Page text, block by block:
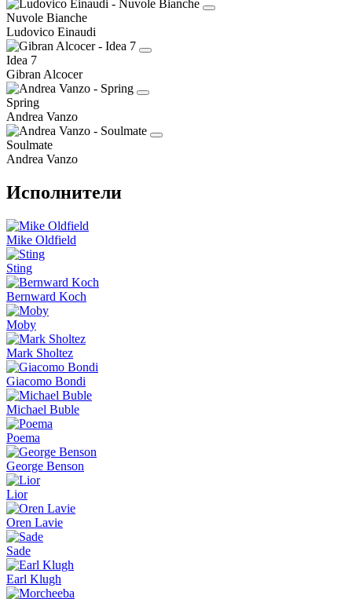
Nuvole Bianche
Ludovico Einaudi
Idea 7
Gibran Alcocer
Spring
Andrea Vanzo
Soulmate
Andrea Vanzo
Исполнители
Mike Oldfield
Sting
Bernward Koch
Moby
Mark Sholtez
Giacomo Bondi
Michael Buble
Poema
George Benson
Lior
Oren Lavie
Sade
Earl Klugh